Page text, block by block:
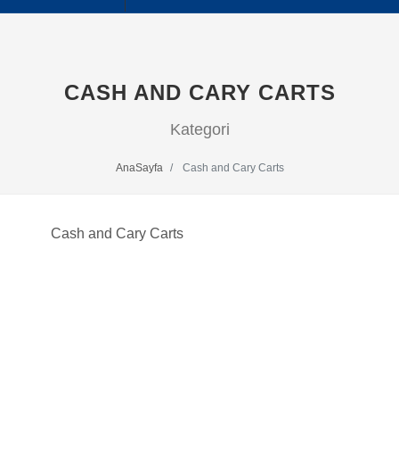
CASH AND CARY CARTS
Kategori
AnaSayfa Cash and Cary Carts
Cash and Cary Carts